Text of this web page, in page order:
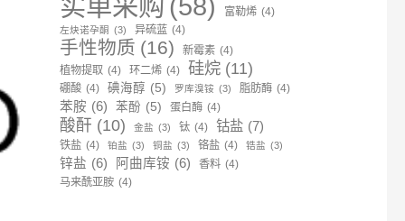
富勒烯 (4)
左炔诺孕酮 (3) 异硫蓝 (4)
手性物质 (16) 新霉素 (4)
植物提取 (4) 环二烯 (4) 硅烷 (11)
硼酸 (4) 碘海醇 (5) 罗库溴铵 (3) 脂肪酶 (4)
苯胺 (6) 苯酚 (5) 蛋白酶 (4)
酸酐 (10) 金盐 (3) 钛 (4) 钴盐 (7)
铁盐 (4) 铂盐 (3) 铜盐 (3) 铬盐 (4) 锆盐 (3)
锌盐 (6) 阿曲库铵 (6) 香料 (4)
马来酰亚胺 (4)